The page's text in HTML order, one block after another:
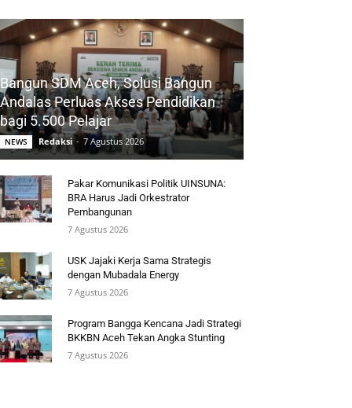
Bangun SDM Aceh, Solusi Bangun
Andalas Perluas Akses Pendidikan
bagi 5.500 Pelajar
NEWS Redaksi - 7 Agustus 2026
Pakar Komunikasi Politik UINSUNA:
BRA Harus Jadi Orkestrator
Pembangunan
7 Agustus 2026
USK Jajaki Kerja Sama Strategis
dengan Mubadala Energy
7 Agustus 2026
Program Bangga Kencana Jadi Strategi
BKKBN Aceh Tekan Angka Stunting
7 Agustus 2026